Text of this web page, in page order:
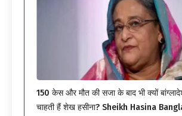
150 केस और मौत की सजा के बाद भी क्यों
चाहती हैं शेख हसीना? Sheikh Hasina